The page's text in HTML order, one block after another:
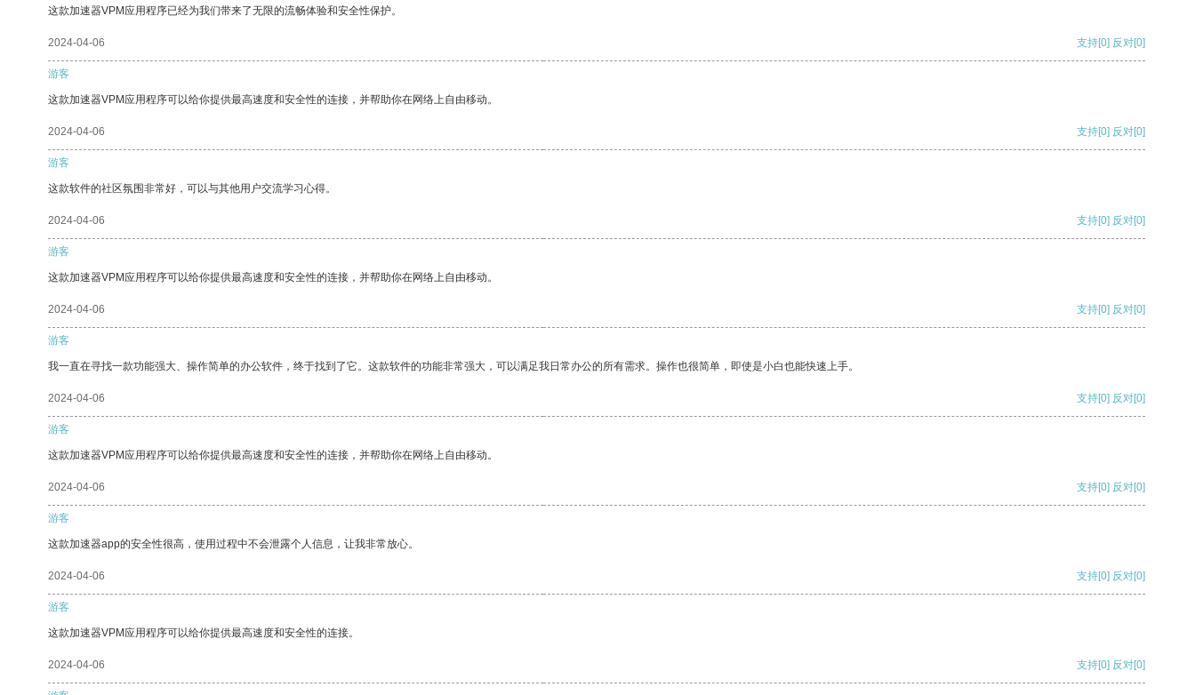
这款加速器VPM应用程序已经为我们带来了无限的流畅体验和安全性保护。
2024-04-06 支持[0] 反对[0]
游客
这款加速器VPM应用程序可以给你提供最高速度和安全性的连接，并帮助你在网络上自由移动。
2024-04-06 支持[0] 反对[0]
游客
这款软件的社区氛围非常好，可以与其他用户交流学习心得。
2024-04-06 支持[0] 反对[0]
游客
这款加速器VPM应用程序可以给你提供最高速度和安全性的连接，并帮助你在网络上自由移动。
2024-04-06 支持[0] 反对[0]
游客
我一直在寻找一款功能强大、操作简单的办公软件，终于找到了它。这款软件的功能非常强大，可以满足我日常办公的所有需求。操作也很简单，即使是小白也能快速上手。
2024-04-06 支持[0] 反对[0]
游客
这款加速器VPM应用程序可以给你提供最高速度和安全性的连接，并帮助你在网络上自由移动。
2024-04-06 支持[0] 反对[0]
游客
这款加速器app的安全性很高，使用过程中不会泄露个人信息，让我非常放心。
2024-04-06 支持[0] 反对[0]
游客
这款加速器VPM应用程序可以给你提供最高速度和安全性的连接。
2024-04-06 支持[0] 反对[0]